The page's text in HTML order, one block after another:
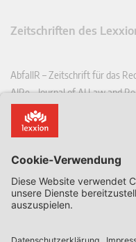
Zeitschriften des
AbfallR – Zeitschrift für das
AIRe – Journal of AI Law and
CCLR – Carbon & Climate Law
CoRe – European Competition
EDSeQ – European Defence &
EFFL – European Food and
EHPL – European Health &
EPPPL – European